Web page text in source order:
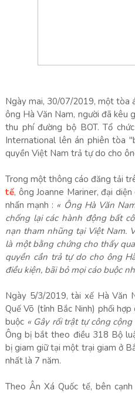
Ngày mai, 30/07/2019, một tòa
ông Hà Văn Nam, người đã kêu
thu phí đường bộ BOT. Tổ
International lên án phiên tòa
quyền Việt Nam trả tự do cho
Trong một thông cáo đăng tải
tế, ông Joanne Mariner, đại
nhấn mạnh : « Ông Hà Văn
chống lại các hành động bất
nạn tham nhũng tại Việt Nam.
là một bằng chứng cho thấy
quyền cần trả tự do cho ông
điều kiện, bãi bỏ mọi cáo buộc
Ngày 5/3/2019, tài xế Hà Văn
Quế Võ (tỉnh Bắc Ninh) phối
buộc « Gây rối trật tự công
Ông bị bắt theo điều 318 Bộ
bị giam giữ tại một trại giam ở
nhất là 7 năm.
Theo Ân Xá Quốc tế, bên